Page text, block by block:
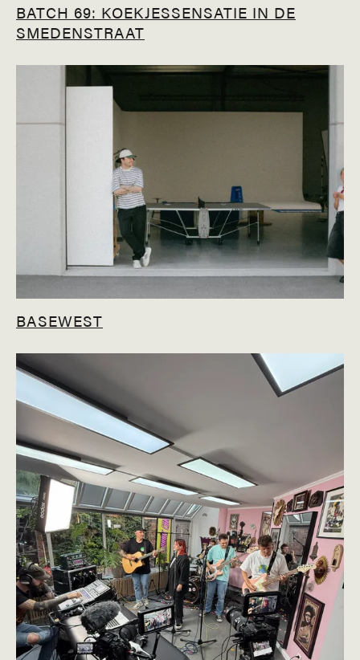
BATCH 69: KOEKJESSENSATIE IN DE
SMEDENSTRAAT
BASEWEST